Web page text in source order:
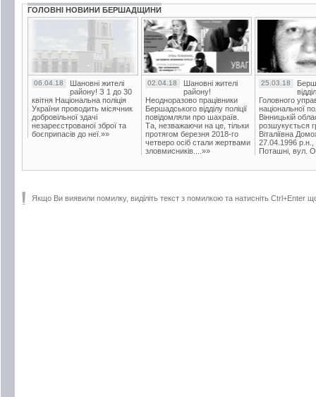
ГОЛОВНІ НОВИНИ БЕРШАДЩИНИ
06.04.18
Шановні жителі
району! З 1 до 30
квітня Національна поліція
України проводить місячник
добровільної здачі
незареєстрованої зброї та
боєприпасів до неї.»»
02.04.18
Шановні жителі
району!
Неодноразово працівники
Бершадського відділу поліції
повідомляли про шахраїв.
Та, незважаючи на це, тільки
протягом березня 2018-го
четверо осіб стали жертвами
зловмисників....»»
25.03.18
Головного
національної
Вінницькій
розшукується
Віталіївна
27.04.1996 р.н.,
Поташні, вул.
Якщо Ви виявили помилку, виділіть текст з помилкою та натисніть Ctrl+Enter